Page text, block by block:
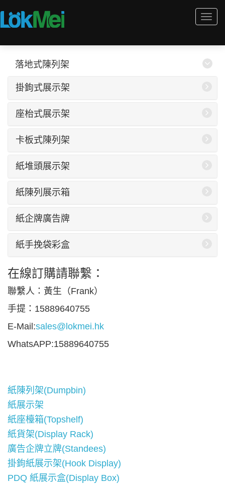
落地式陳列架
掛鉤式展示架
座枱式展示架
卡板式陳列架
紙堆頭展示架
紙陳列展示箱
紙企牌廣告牌
紙手挽袋彩盒
在線訂購請聯繫：
聯繫人：黃生（Frank）
手提：15889640755
E-Mail:sales@lokmei.hk
WhatsAPP:15889640755
紙陳列架(Dumpbin)
紙展示架
紙座檯箱(Topshelf)
紙貨架(Display Rack)
廣告企牌立牌(Standees)
掛鉤紙展示架(Hook Display)
PDQ 紙展示盒(Display Box)